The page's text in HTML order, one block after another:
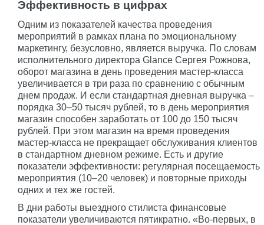
Эффективность в цифрах
Одним из показателей качества проведения
мероприятий в рамках плана по эмоциональному
маркетингу, безусловно, является выручка. По словам
исполнительного директора Glance Сергея Рожнова,
оборот магазина в день проведения мастер-класса
увеличивается в три раза по сравнению с обычным
днем продаж. И если стандартная дневная выручка –
порядка 30–50 тысяч рублей, то в день мероприятия
магазин способен заработать от 100 до 150 тысяч
рублей. При этом магазин на время проведения
мастер-класса не прекращает обслуживания клиентов
в стандартном дневном режиме. Есть и другие
показатели эффективности: регулярная посещаемость
мероприятия (10–20 человек) и повторные приходы
одних и тех же гостей.
В дни работы выездного стилиста финансовые
показатели увеличиваются пятикратно. «Во-первых, в